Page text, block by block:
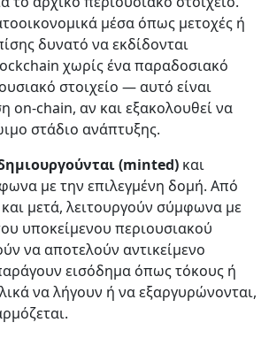
μέσα όπως μετοχές ή
δυνατό να εκδίδονται
χωρίς ένα παραδοσιακό
στοιχείο — αυτό είναι
on-chain, αν και εξακολουθεί να
στάδιο ανάπτυξης.
(minted) και
με την επιλεγμένη δομή. Από
και μετά, λειτουργούν σύμφωνα με
υποκείμενου περιουσιακού
να αποτελούν αντικείμενο
εισόδημα όπως τόκους ή
να λήγουν ή να εξαργυρώνονται,